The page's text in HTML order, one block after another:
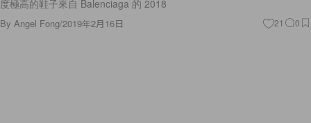
度極高的鞋子來自 Balenciaga 的 2018
By Angel Fong/2019年2月16日 21 0